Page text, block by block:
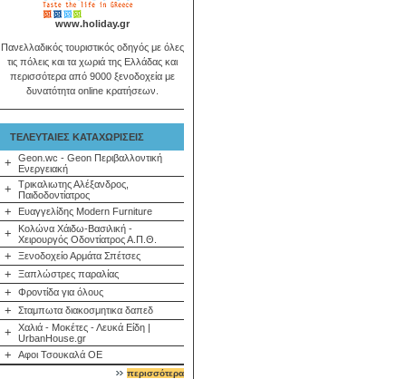
www.holiday.gr
Πανελλαδικός τουριστικός οδηγός με όλες
τις πόλεις και τα χωριά της Ελλάδας και
περισσότερα από 9000 ξενοδοχεία με
δυνατότητα online κρατήσεων.
ΤΕΛΕΥΤΑΙΕΣ ΚΑΤΑΧΩΡΙΣΕΙΣ
+
Geon.wc - Geon Περιβαλλοντική
Ενεργειακή
+
Τρικαλιωτης Αλέξανδρος,
Παιδοδοντίατρος
+ Ευαγγελίδης Modern Furniture
+
Κολώνα Χάιδω-Βασιλική -
Χειρουργός Οδοντίατρος Α.Π.Θ.
+ Ξενοδοχείο Αρμάτα Σπέτσες
+ Ξαπλώστρες παραλίας
+ Φροντίδα για όλους
+ Σταμπωτα διακοσμητικα δαπεδ
+
Χαλιά - Μοκέτες - Λευκά Είδη |
UrbanHouse.gr
+ Αφοι Τσουκαλά ΟΕ
περισσότερα